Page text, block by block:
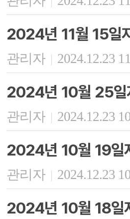
2024년 11월 15일
관리자 | 2024.12.23
2024년 10월 25일
관리자 | 2024.12.23
2024년 10월 19일
관리자 | 2024.12.23
2024년 10월 18일